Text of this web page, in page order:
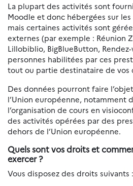
La plupart des activités sont
Moodle et donc hébergées sur
mais certaines activités sont
externes (par exemple : Réunion
Lillobiblio, BigBlueButton,
personnes habilitées par ces
tout ou partie destinataire de vos
Des données pourront faire
l’Union européenne, notamment
l’organisation de cours en
des activités opérées par des
dehors de l’Union européenne.
Quels sont vos droits et
exercer ?
Vous disposez des droits suivants :